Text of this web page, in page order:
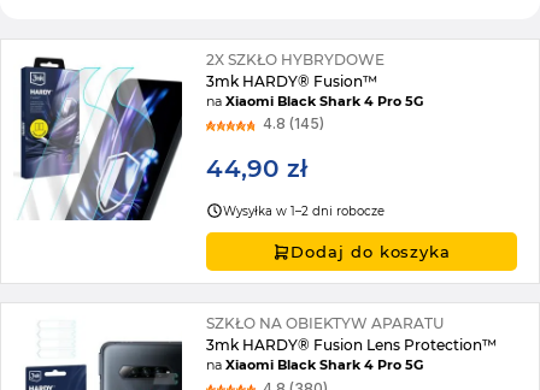
2X SZKŁO HYBRYDOWE
3mk HARDY® Fusion™
naXiaomi Black Shark 4 Pro 5G
4.8 (145)
44,90 zł
Wysyłka w 1–2 dni robocze
Dodaj do koszyka
SZKŁO NA OBIEKTYW APARATU
3mk HARDY® Fusion Lens Protection™
naXiaomi Black Shark 4 Pro 5G